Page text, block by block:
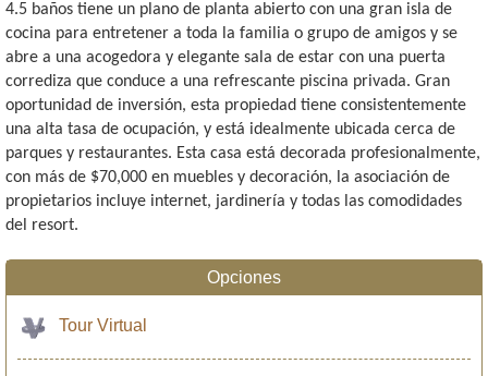
4.5 baños tiene un plano de planta abierto con una gran isla de
cocina para entretener a toda la familia o grupo de amigos y se
abre a una acogedora y elegante sala de estar con una puerta
corrediza que conduce a una refrescante piscina privada. Gran
oportunidad de inversión, esta propiedad tiene consistentemente
una alta tasa de ocupación, y está idealmente ubicada cerca de
parques y restaurantes. Esta casa está decorada profesionalmente,
con más de $70,000 en muebles y decoración, la asociación de
propietarios incluye internet, jardinería y todas las comodidades
del resort.
Opciones
Tour Virtual